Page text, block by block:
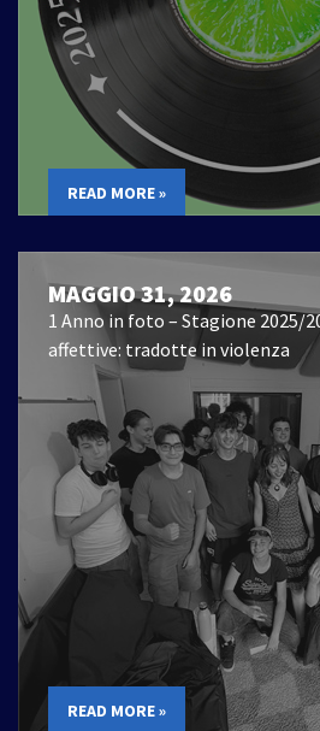
READ MORE »
MAGGIO 31, 2026
1 Anno in foto – Stagione 2025/
affettive: tradotte in violenza
READ MORE »